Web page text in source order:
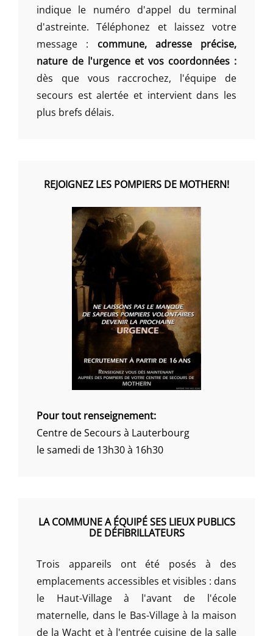
indique le numéro d'appel du terminal
d'astreinte. Téléphonez et laissez votre
message : commune, adresse précise,
nature de l'urgence et vos coordonnées :
dès que vous raccrochez, l'équipe de
secours est alertée et intervient dans les
plus brefs délais.
REJOIGNEZ LES POMPIERS DE MOTHERN!
Pour tout renseignement:
Centre de Secours à Lauterbourg
le samedi de 13h30 à 16h30
LA COMMUNE A ÉQUIPÉ SES LIEUX PUBLICS
DE DÉFIBRILLATEURS
Trois appareils ont été posés à des
emplacements accessibles et visibles : dans
le Haut-Village à l'avant de l'école
maternelle, dans le Bas-Village à la maison
de la Wacht et à l'entrée cuisine de la salle